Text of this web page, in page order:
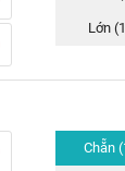
Lớn
Chẵn